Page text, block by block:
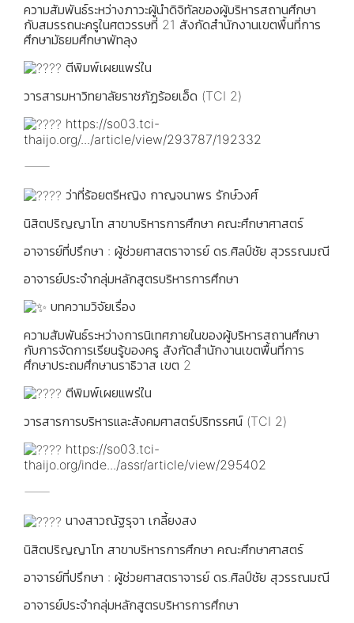
ความสัมพันธ์ระหว่างภาวะผู้นำดิจิทัลของผู้บริหารสถานศึกษา
กับสมรรถนะครูในศตวรรษที่ 21 สังกัดสำนักงานเขตพื้นที่การ
ศึกษามัธยมศึกษาพัทลุง
ตีพิมพ์เผยแพร่ใน
วารสารมหาวิทยาลัยราชภัฏร้อยเอ็ด (TCI 2)
https://so03.tci-
thaijo.org/.../article/view/293787/192332
⸻
ว่าที่ร้อยตรีหญิง กาญจนาพร รักษ์วงศ์
นิสิตปริญญาโท สาขาบริหารการศึกษา คณะศึกษาศาสตร์
อาจารย์ที่ปรึกษา : ผู้ช่วยศาสตราจารย์ ดร.ศิลป์ชัย สุวรรณมณี
อาจารย์ประจำกลุ่มหลักสูตรบริหารการศึกษา
บทความวิจัยเรื่อง
ความสัมพันธ์ระหว่างการนิเทศภายในของผู้บริหารสถานศึกษา
กับการจัดการเรียนรู้ของครู สังกัดสำนักงานเขตพื้นที่การ
ศึกษาประถมศึกษานราธิวาส เขต 2
ตีพิมพ์เผยแพร่ใน
วารสารการบริหารและสังคมศาสตร์ปริทรรศน์ (TCI 2)
https://so03.tci-
thaijo.org/inde.../assr/article/view/295402
⸻
นางสาวณัฐรุจา เกลี้ยงสง
นิสิตปริญญาโท สาขาบริหารการศึกษา คณะศึกษาศาสตร์
อาจารย์ที่ปรึกษา : ผู้ช่วยศาสตราจารย์ ดร.ศิลป์ชัย สุวรรณมณี
อาจารย์ประจำกลุ่มหลักสูตรบริหารการศึกษา